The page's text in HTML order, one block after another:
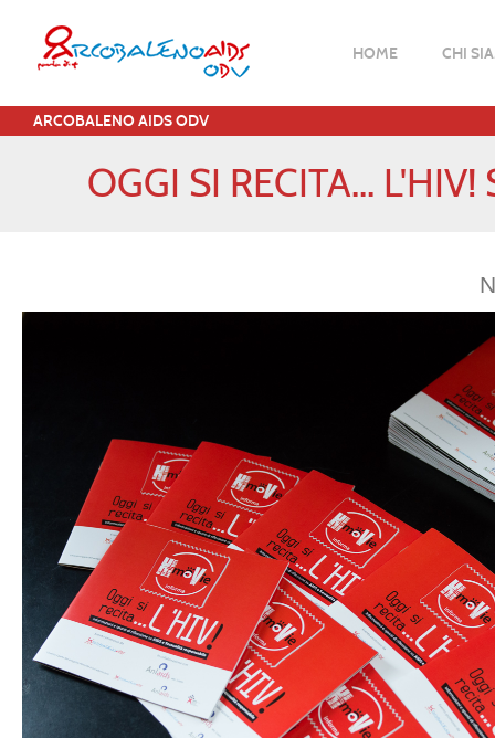
HOME CHI
ARCOBALENO AIDS ODV
OGGI SI RECITA...